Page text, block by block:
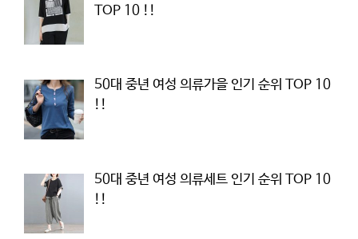
TOP 10 !!
50대 중년 여성 의류가을 인기 순위 TOP 10
!!
50대 중년 여성 의류세트 인기 순위 TOP 10
!!